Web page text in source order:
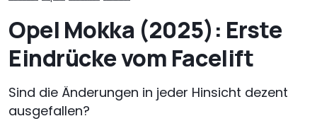
Opel Mokka (2025): Erste
Eindrücke vom Facelift
Sind die Änderungen in jeder Hinsicht dezent
ausgefallen?